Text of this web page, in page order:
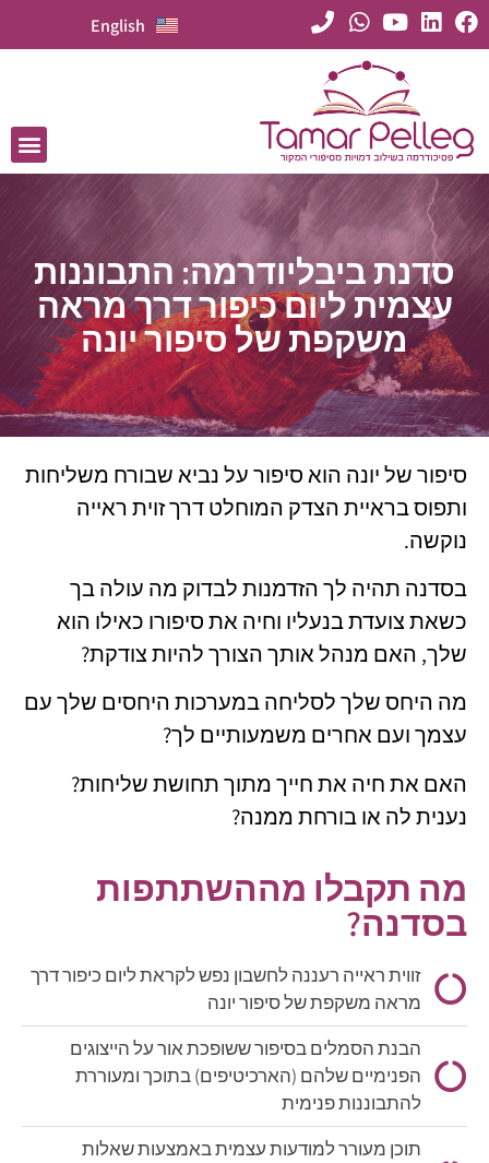
English
סדנת ביבליודרמה: התבוננות
עצמית ליום כיפור דרך מראה
משקפת של סיפור יונה
סיפור של יונה הוא סיפור על נביא שבורח משליחות
ותפוס בראיית הצדק המוחלט דרך זוית ראייה
נוקשה.
בסדנה תהיה לך הזדמנות לבדוק מה עולה בך
כשאת צועדת בנעליו וחיה את סיפורו כאילו הוא
שלך, האם מנהל אותך הצורך להיות צודקת?
מה היחס שלך לסליחה במערכות היחסים שלך עם
עצמך ועם אחרים משמעותיים לך?
האם את חיה את חייך מתוך תחושת שליחות?
נענית לה או בורחת ממנה?
מה תקבלו מההשתתפות
בסדנה?
זווית ראייה רעננה לחשבון נפש לקראת ליום כיפור דרך
מראה משקפת של סיפור יונה
הבנת הסמלים בסיפור ששופכת אור על הייצוגים
הפנימיים שלהם (הארכיטיפים) בתוכך ומעוררת
להתבוננות פנימית
תוכן מעורר למודעות עצמית באמצעות שאלות